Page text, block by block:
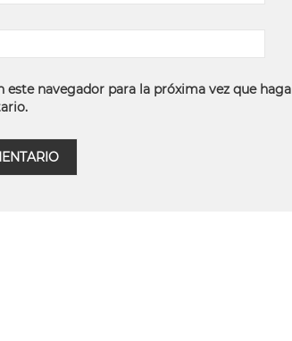
navegador para la próxima vez que haga